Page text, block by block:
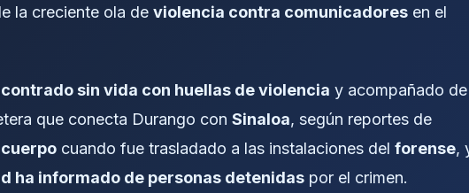
la creciente ola de violencia contra comunicadores en el
sin vida con huellas de violencia y acompañado de
que conecta Durango con Sinaloa, según reportes de
cuando fue trasladado a las instalaciones del forense,
ha informado de personas detenidas por el crimen.